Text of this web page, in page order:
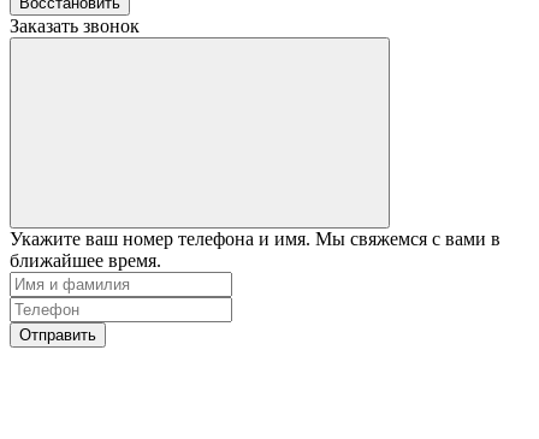
Заказать звонок
Укажите ваш номер телефона и имя. Мы свяжемся с вами в
ближайшее время.
Отправить